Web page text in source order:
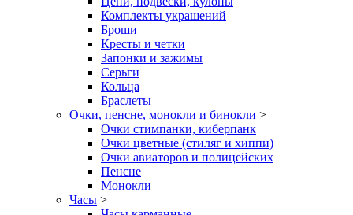
Комплекты украшений
Броши
Кресты и четки
Запонки и зажимы
Серьги
Кольца
Браслеты
Очки, пенсне, монокли и бинокли >
Очки стимпанки, киберпанк
Очки цветные (стиляг и хиппи)
Очки авиаторов и полицейских
Пенсне
Монокли
Часы >